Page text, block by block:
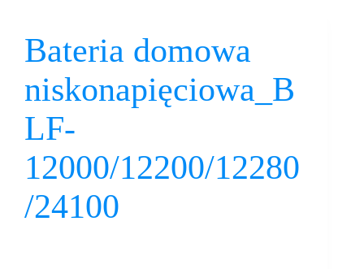
Bateria domowa
niskonapięciowa_B
LF-
12000/12200/12280
/24100